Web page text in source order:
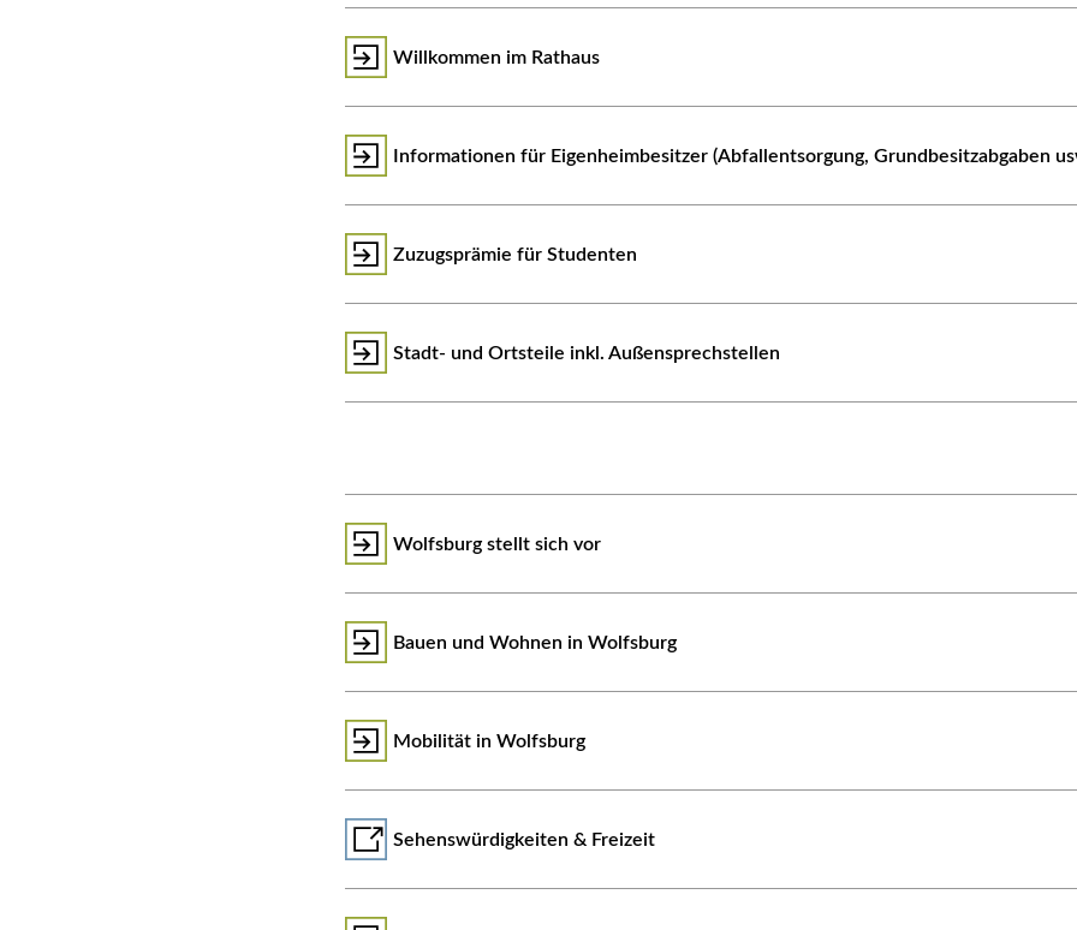
Willkommen im Rathaus
Informationen für Eigenheimbesitzer (Abfallentsorgung, Grundbesitzabgaben
Zuzugsprämie für Studenten
Stadt- und Ortsteile inkl. Außensprechstellen
Wolfsburg stellt sich vor
Bauen und Wohnen in Wolfsburg
Mobilität in Wolfsburg
Sehenswürdigkeiten & Freizeit